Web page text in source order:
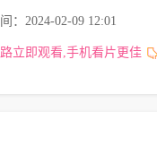
： 2024-02-09 12:01
立即观看,手机看片更佳